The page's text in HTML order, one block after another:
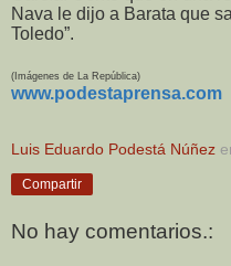
Nava le dijo a Barata que
Toledo”.
(Imágenes de La República)
www.podestaprensa.com
Luis Eduardo Podestá Núñez
Compartir
No hay comentarios.: